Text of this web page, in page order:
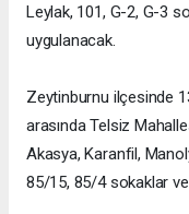
Leylak, 101, G-2, G-3
uygulanacak.
Zeytinburnu ilçesinde
arasında Telsiz
Akasya, Karanfil,
85/15, 85/4 sokaklar